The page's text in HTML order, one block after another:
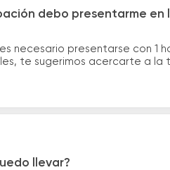
debo presentarme en
necesario presentarse con
te sugerimos acercarte a la
llevar?